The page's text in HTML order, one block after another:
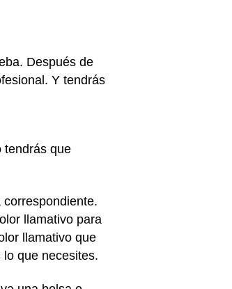
Después de
Y tendrás
tendrás que
llamativo para
llamativo que
que necesites.